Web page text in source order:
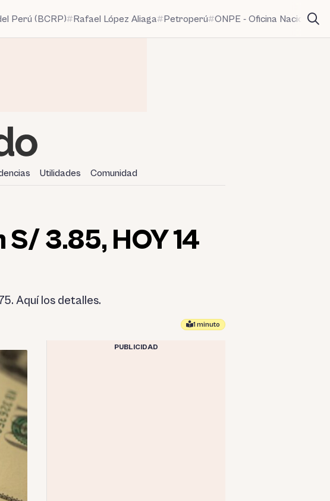
Perú (BCRP) Rafael López Aliaga Petroperú ONPE - Oficina Nacional
Utilidades Comunidad
S/ 3.85, HOY 14
Aquí los detalles.
1 minuto
PUBLICIDAD